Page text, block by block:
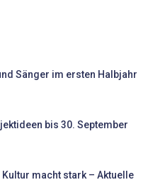
Sänger im ersten Halbjahr
bis 30. September
macht stark – Aktuelle